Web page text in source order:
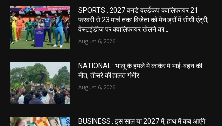
SPORTS : 2027 वनडे वर्ल्डकप क्वालिफायर 21
फरवरी से 23 मार्च तक: विजेता को मेन ड्रॉ में सीधी एंट्री;
वेस्टइंडीज पर क्वालिफायर खेलने का...
August 6, 2026
NATIONAL : भालू के हमले में कांकेर में भाई-बहन की
मौत, तीसरे की हालत गंभीर
August 6, 2026
BUSINESS : इस साल या 2027 में, हाथ में कब आएंगे